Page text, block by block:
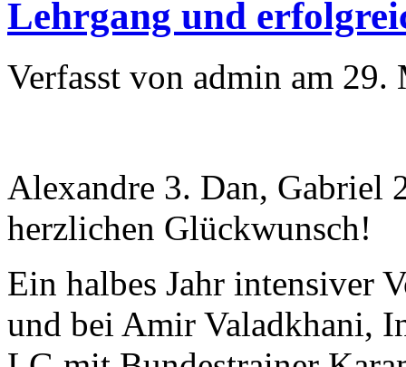
Lehrgang und
Verfasst von admin am
Alexandre 3. Dan, Gabriel
herzlichen Glückwunsch!
Ein halbes Jahr intensiver
und bei Amir Valadkhani,